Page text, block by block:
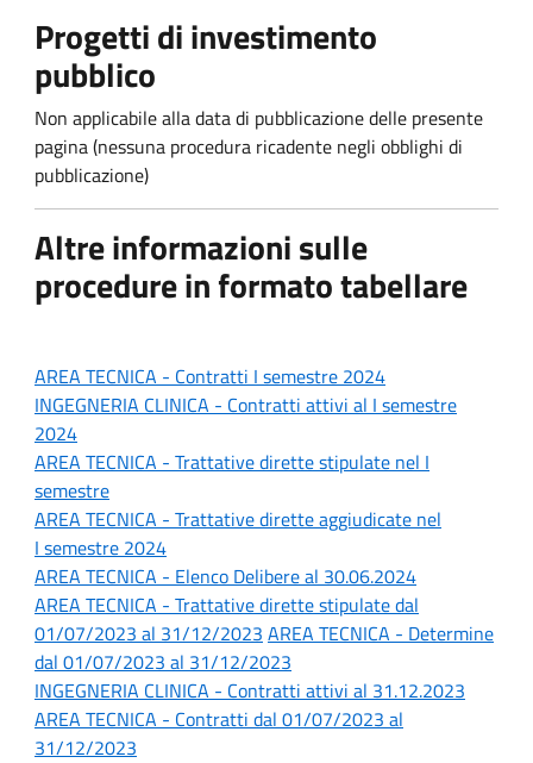
Progetti di investimento
pubblico
Non applicabile alla data di pubblicazione delle presente
pagina (nessuna procedura ricadente negli obblighi di
pubblicazione)
Altre informazioni sulle
procedure in formato tabellare
AREA TECNICA - Contratti I semestre 2024
INGEGNERIA CLINICA - Contratti attivi al I semestre
2024
AREA TECNICA - Trattative dirette stipulate nel I
semestre
AREA TECNICA - Trattative dirette aggiudicate nel
I semestre 2024
AREA TECNICA - Elenco Delibere al 30.06.2024
AREA TECNICA - Trattative dirette stipulate dal
01/07/2023 al 31/12/2023 AREA TECNICA - Determine
dal 01/07/2023 al 31/12/2023
INGEGNERIA CLINICA - Contratti attivi al 31.12.2023
AREA TECNICA - Contratti dal 01/07/2023 al
31/12/2023